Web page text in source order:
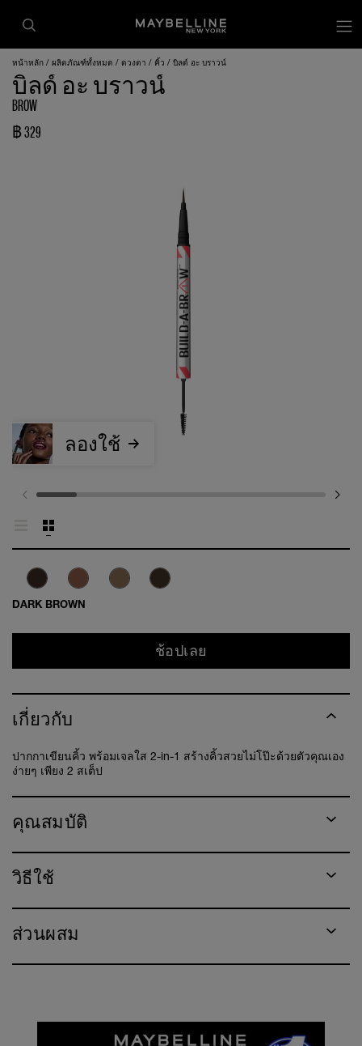
หน้าหลัก ผลิตภัณฑ์ทั้งหมด ดวงตา คิ้ว บิลด์ อะ บราวน์
บิลด์ อะ บราวน์
BROW
฿ 329
DARK BROWN
ลองใช้
ช้อปเลย
เกี่ยวกับ
ปากกาเขียนคิ้ว พร้อมเจลใส 2-in-1 สร้างคิ้วสวยไม่โป๊ะด้วยตัวคุณเอง
ง่ายๆ เพียง 2 สเต็ป
คุณสมบัติ
วิธีใช้
ส่วนผสม